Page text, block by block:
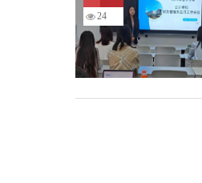
24